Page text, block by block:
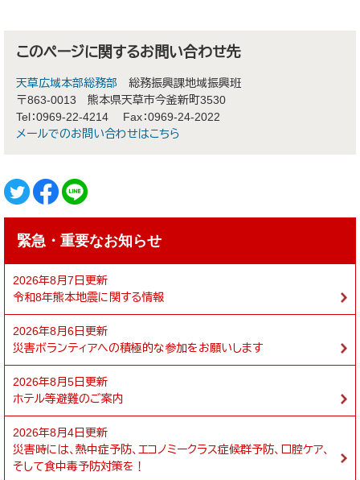
このページに関するお問い合わせ先
天草広域本部総務部
総務振興課地域振興班
〒863-0013
熊本県天草市今釜新町3530
Tel：0969-22-4214
Fax：0969-24-2022
メールでのお問い合わせはこちら
緊急・重要なお知らせ
2026年8月7日更新
令和8年熊本地震に関する情報
2026年8月6日更新
災害ボランティアへの積極的な参加をお願いします
2026年8月5日更新
ホテル等避難のご案内
2026年8月4日更新
災害時には、熱中症予防、エコノミークラス症候群予防、口腔ケア、
そして食中毒予防対策を！